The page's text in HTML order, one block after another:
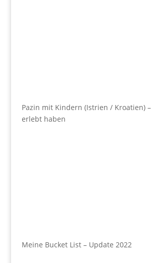
Pazin mit Kindern (Istrien / Kroatien)
erlebt haben
Meine Bucket List – Update 2022